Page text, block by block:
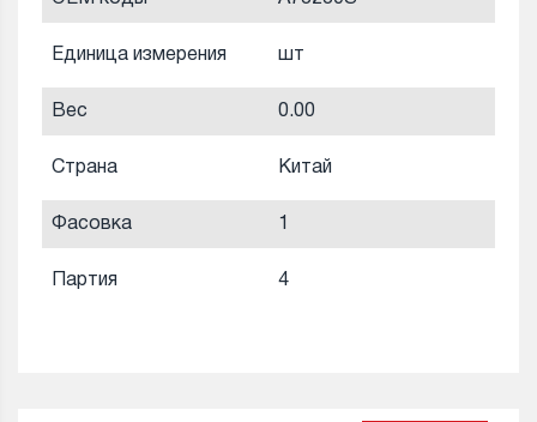
Единица измерения шт
Вес 0.00
Страна Китай
Фасовка 1
Партия 4